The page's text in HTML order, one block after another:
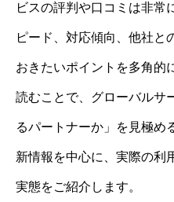
ビスの評判や口コミは非常
ピード、対応傾向、他社と
おきたいポイントを多角的
読むことで、グローバルサ
るパートナーか」を見極め
新情報を中心に、実際の利
実態をご紹介します。